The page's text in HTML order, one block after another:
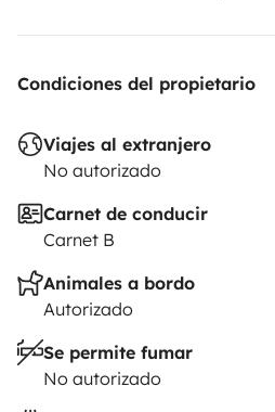
Condiciones del propietario
Viajes al extranjero
No autorizado
Carnet de conducir
Carnet B
Animales a bordo
Autorizado
Se permite fumar
No autorizado